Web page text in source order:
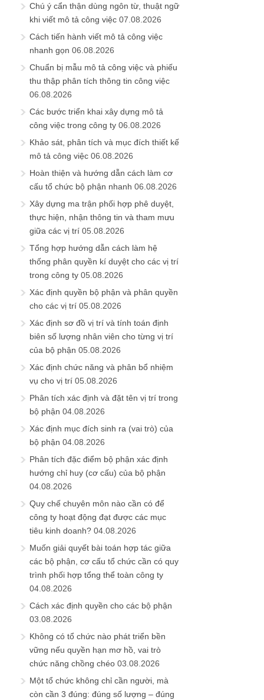
Chú ý cẩn thận dùng ngôn từ, thuật ngữ
khi viết mô tả công việc 07.08.2026
Cách tiến hành viết mô tả công việc
nhanh gọn 06.08.2026
Chuẩn bị mẫu mô tả công việc và phiếu
thu thập phân tích thông tin công việc
06.08.2026
Các bước triển khai xây dựng mô tả
công việc trong công ty 06.08.2026
Khảo sát, phân tích và mục đích thiết kế
mô tả công việc 06.08.2026
Hoàn thiện và hướng dẫn cách làm cơ
cấu tổ chức bộ phận nhanh 06.08.2026
Xây dựng ma trận phối hợp phê duyệt,
thực hiện, nhận thông tin và tham mưu
giữa các vị trí 05.08.2026
Tổng hợp hướng dẫn cách làm hệ
thống phân quyền kí duyệt cho các vị trí
trong công ty 05.08.2026
Xác định quyền bộ phận và phân quyền
cho các vị trí 05.08.2026
Xác định sơ đồ vị trí và tính toán định
biên số lượng nhân viên cho từng vị trí
của bộ phận 05.08.2026
Xác định chức năng và phân bổ nhiệm
vụ cho vị trí 05.08.2026
Phân tích xác định và đặt tên vị trí trong
bộ phận 04.08.2026
Xác định mục đích sinh ra (vai trò) của
bộ phận 04.08.2026
Phân tích đặc điểm bộ phận xác định
hướng chỉ huy (cơ cấu) của bộ phận
04.08.2026
Quy chế chuyên môn nào cần có để
công ty hoạt động đạt được các mục
tiêu kinh doanh? 04.08.2026
Muốn giải quyết bài toán hợp tác giữa
các bộ phận, cơ cấu tổ chức cần có quy
trình phối hợp tổng thể toàn công ty
04.08.2026
Cách xác định quyền cho các bộ phận
03.08.2026
Không có tổ chức nào phát triển bền
vững nếu quyền hạn mơ hồ, vai trò
chức năng chồng chéo 03.08.2026
Một tổ chức không chỉ cần người, mà
còn cần 3 đúng: đúng số lượng – đúng